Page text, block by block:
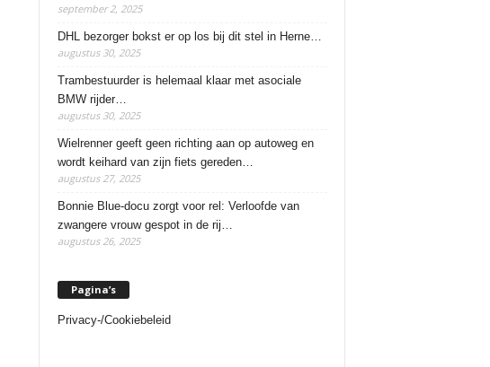
september 2, 2025
DHL bezorger bokst er op los bij dit stel in Herne…
augustus 30, 2025
Trambestuurder is helemaal klaar met asociale
BMW rijder…
augustus 30, 2025
Wielrenner geeft geen richting aan op autoweg en
wordt keihard van zijn fiets gereden…
augustus 27, 2025
Bonnie Blue-docu zorgt voor rel: Verloofde van
zwangere vrouw gespot in de rij…
augustus 26, 2025
Pagina’s
Privacy-/Cookiebeleid